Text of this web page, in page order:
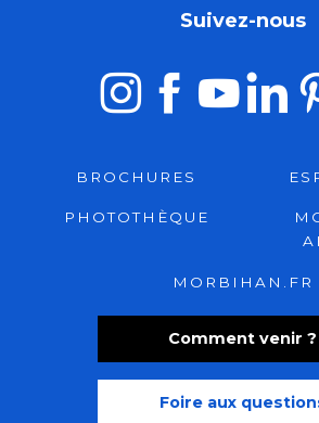
Comment venir ?
Foire aux
Suivez-nous
BROCHURES
PHOTOTHÈQUE
MORBIHAN.FR